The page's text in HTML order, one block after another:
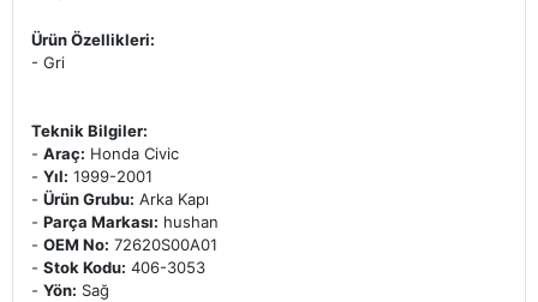
Ürün Özellikleri:
- Gri
Teknik Bilgiler:
- Araç: Honda Civic
- Yıl: 1999-2001
- Ürün Grubu: Arka Kapı
- Parça Markası: hushan
- OEM No: 72620S00A01
- Stok Kodu: 406-3053
- Yön: Sağ